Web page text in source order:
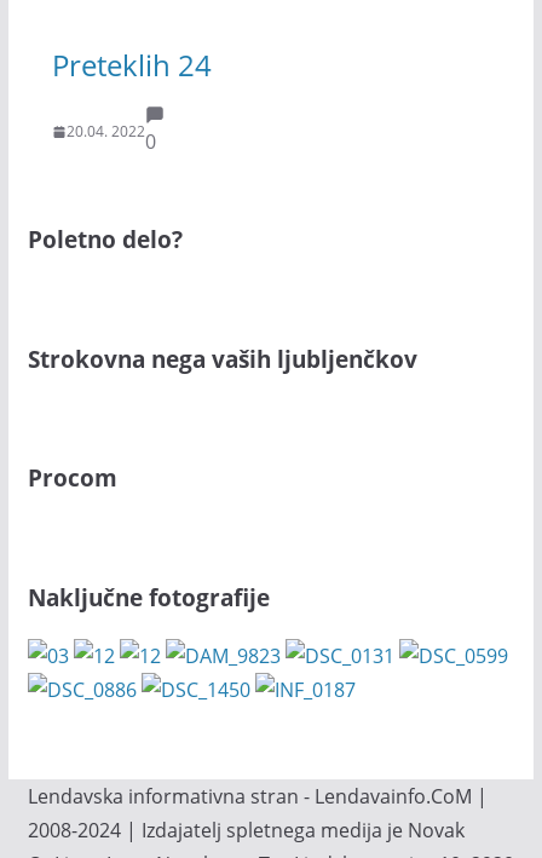
Preteklih 24
20.04. 20220
Poletno delo?
Strokovna nega vaših ljubljenčkov
Procom
Naključne fotografije
Lendavska informativna stran - Lendavainfo.CoM |
2008-2024 | Izdajatelj spletnega medija je Novak